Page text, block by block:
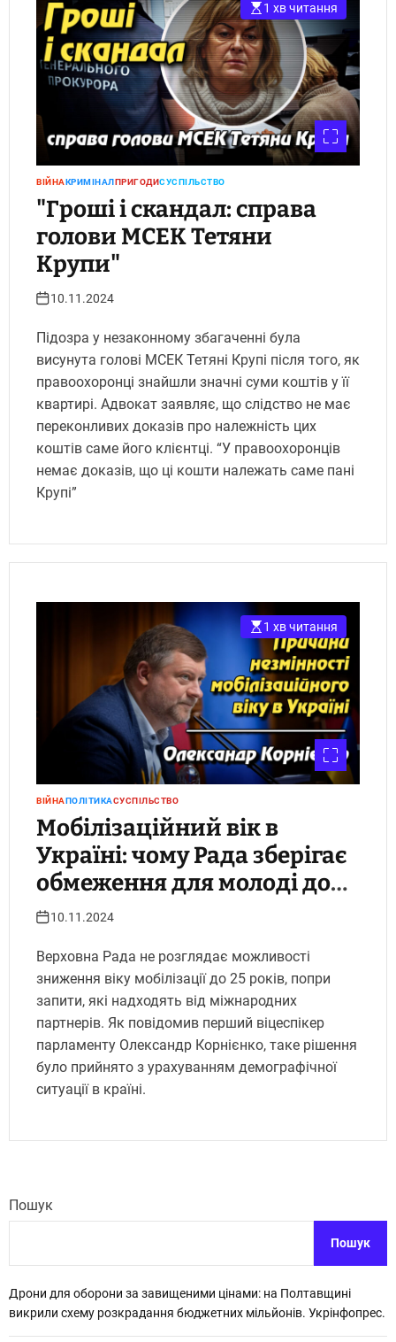
1 хв читання
ВІЙНАКРИМІНАЛПРИГОДИСУСПІЛЬСТВО
"Гроші і скандал: справа
голови МСЕК Тетяни
Крупи"
10.11.2024
Підозра у незаконному збагаченні була
висунута голові МСЕК Тетяні Крупі після того, як
правоохоронці знайшли значні суми коштів у її
квартирі. Адвокат заявляє, що слідство не має
переконливих доказів про належність цих
коштів саме його клієнтці. “У правоохоронців
немає доказів, що ці кошти належать саме пані
Крупі”
1 хв читання
ВІЙНАПОЛІТИКАСУСПІЛЬСТВО
Мобілізаційний вік в
Україні: чому Рада зберігає
обмеження для молоді до
25 років
10.11.2024
Верховна Рада не розглядає можливості
зниження віку мобілізації до 25 років, попри
запити, які надходять від міжнародних
партнерів. Як повідомив перший віцеспікер
парламенту Олександр Корнієнко, таке рішення
було прийнято з урахуванням демографічної
ситуації в країні.
Пошук
Пошук
Дрони для оборони за завищеними цінами: на Полтавщині
викрили схему розкрадання бюджетних мільйонів. Укрінфопрес.